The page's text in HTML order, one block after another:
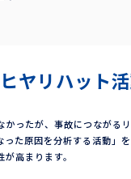
ヤリハット
ったが、事故につながる
た原因を分析する活動」
高まります。